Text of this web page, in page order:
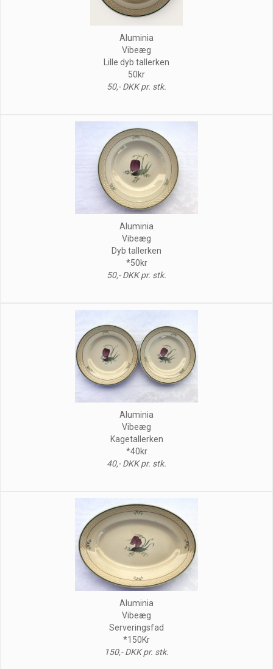
Aluminia
Vibeæg
Lille dyb tallerken
50kr
50,- DKK pr. stk.
Aluminia
Vibeæg
Dyb tallerken
*50kr
50,- DKK pr. stk.
Aluminia
Vibeæg
Kagetallerken
*40kr
40,- DKK pr. stk.
Aluminia
Vibeæg
Serveringsfad
*150Kr
150,- DKK pr. stk.